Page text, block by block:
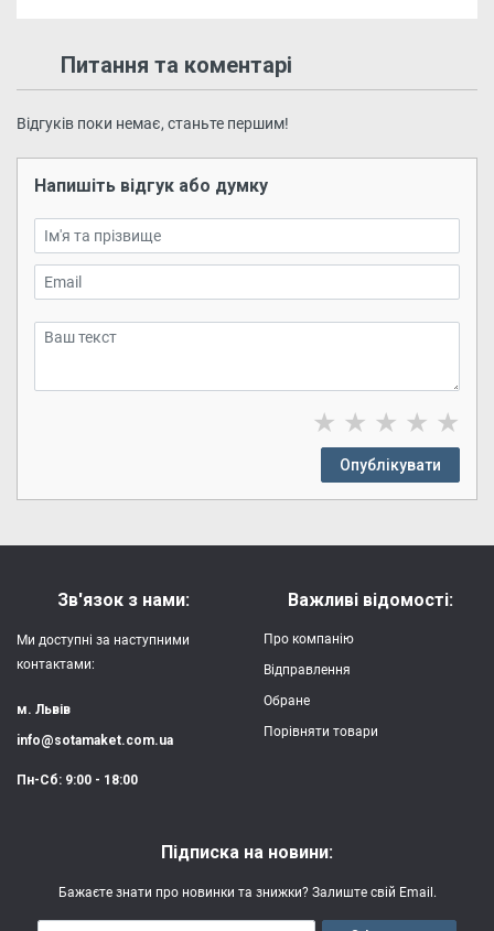
Питання та коментарі
Відгуків поки немає, станьте першим!
Напишіть відгук або думку
★ ★ ★ ★ ★
Опублікувати
Зв'язок з нами:
Ми доступні за наступними
контактами:
м. Львів
info@sotamaket.com.ua
Пн-Сб: 9:00 - 18:00
Важливі відомості:
Про компанію
Відправлення
Обране
Порівняти товари
Підписка на новини:
Бажаєте знати про новинки та знижки? Залиште свій Email.